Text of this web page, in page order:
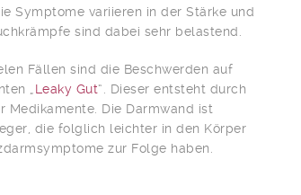
Symptome variieren in der Stärke und
sind dabei sehr belastend.
Fällen sind die Beschwerden auf
„ Leaky Gut“. Dieser entsteht durch
Die Darmwand ist
die folglich leichter in den Körper
zur Folge haben.